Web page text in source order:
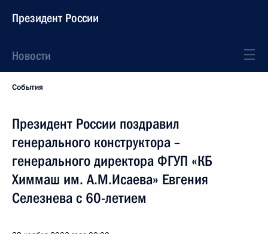
Президент России
Новости
События
Президент России поздравил
генерального конструктора –
генерального директора ФГУП «КБ
Химмаш им. А.М.Исаева» Евгения
Селезнева с 60-летием